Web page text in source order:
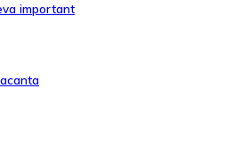
important